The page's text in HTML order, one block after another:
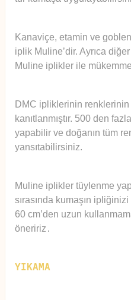
Kanaviçe, etamin ve
iplik Muline’dir. Ayrıca
Muline iplikler ile
DMC ipliklerinin renklerinin
kanıtlanmıştır. 500 den
yapabilir ve doğanın tüm
yansıtabilirsiniz.
Muline iplikler tüylenme
sırasında kumaşın
60 cm’den uzun
öneririz .
YIKAMA